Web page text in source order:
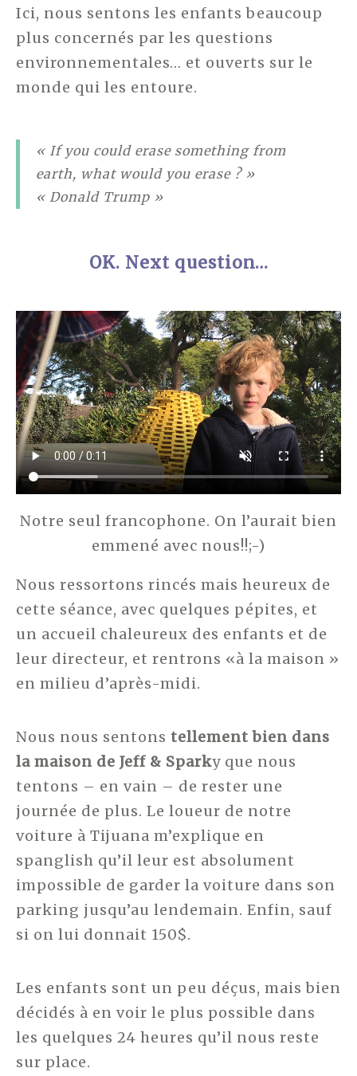
Ici, nous sentons les enfants beaucoup
plus concernés par les questions
environnementales… et ouverts sur le
monde qui les entoure.
« If you could erase something from
earth, what would you erase ? »
« Donald Trump »
OK. Next question…
Notre seul francophone. On l’aurait bien
emmené avec nous!!;-)
Nous ressortons rincés mais heureux de
cette séance, avec quelques pépites, et
un accueil chaleureux des enfants et de
leur directeur, et rentrons «à la maison »
en milieu d’après-midi.
Nous nous sentons tellement bien dans
la maison de Jeff & Sparky que nous
tentons – en vain – de rester une
journée de plus. Le loueur de notre
voiture à Tijuana m’explique en
spanglish qu’il leur est absolument
impossible de garder la voiture dans son
parking jusqu’au lendemain. Enfin, sauf
si on lui donnait 150$.
Les enfants sont un peu déçus, mais bien
décidés à en voir le plus possible dans
les quelques 24 heures qu’il nous reste
sur place.